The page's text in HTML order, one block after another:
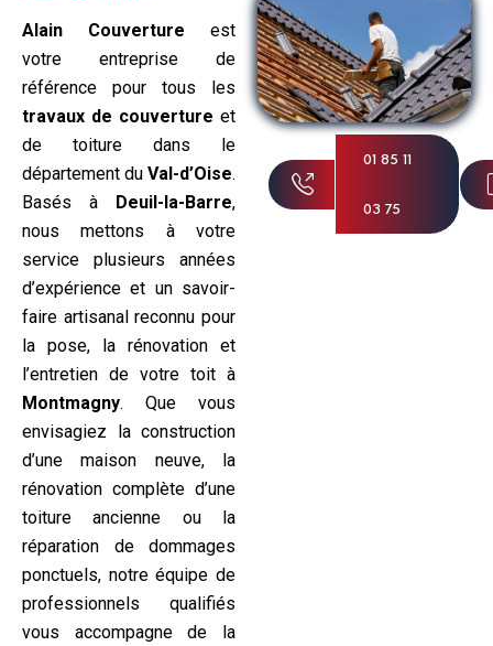
Alain Couverture est
votre entreprise de
référence pour tous les
travaux de couverture et
de toiture dans le
département du Val-d’Oise.
Basés à Deuil-la-Barre,
nous mettons à votre
service plusieurs années
d’expérience et un savoir-
faire artisanal reconnu pour
la pose, la rénovation et
l’entretien de votre toit à
Montmagny. Que vous
envisagiez la construction
d’une maison neuve, la
rénovation complète d’une
toiture ancienne ou la
réparation de dommages
ponctuels, notre équipe de
professionnels qualifiés
vous accompagne de la
01 85 11
03 75